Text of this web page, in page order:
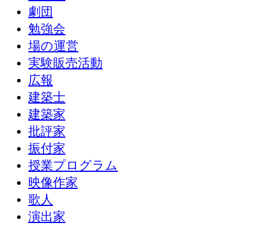
劇団
勉強会
場の運営
実験販売活動
広報
建築士
建築家
批評家
振付家
授業プログラム
映像作家
歌人
演出家